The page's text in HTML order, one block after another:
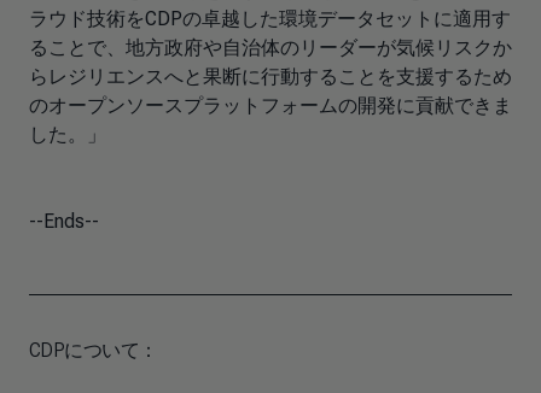
ラウド技術をCDPの卓越した環境データセットに適用す
ることで、地方政府や自治体のリーダーが気候リスクか
らレジリエンスへと果断に行動することを支援するため
のオープンソースプラットフォームの開発に貢献できま
した。」
--Ends--
CDPについて：